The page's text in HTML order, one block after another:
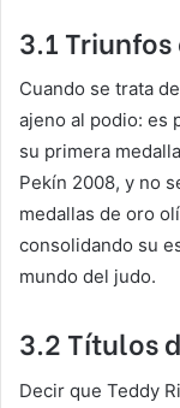
3.1
Cuando se trata
ajeno al podio: es
su primera
Pekín 2008, y no
medallas de oro
consolidando su
mundo del judo.
3.2 Títulos
Decir que Teddy